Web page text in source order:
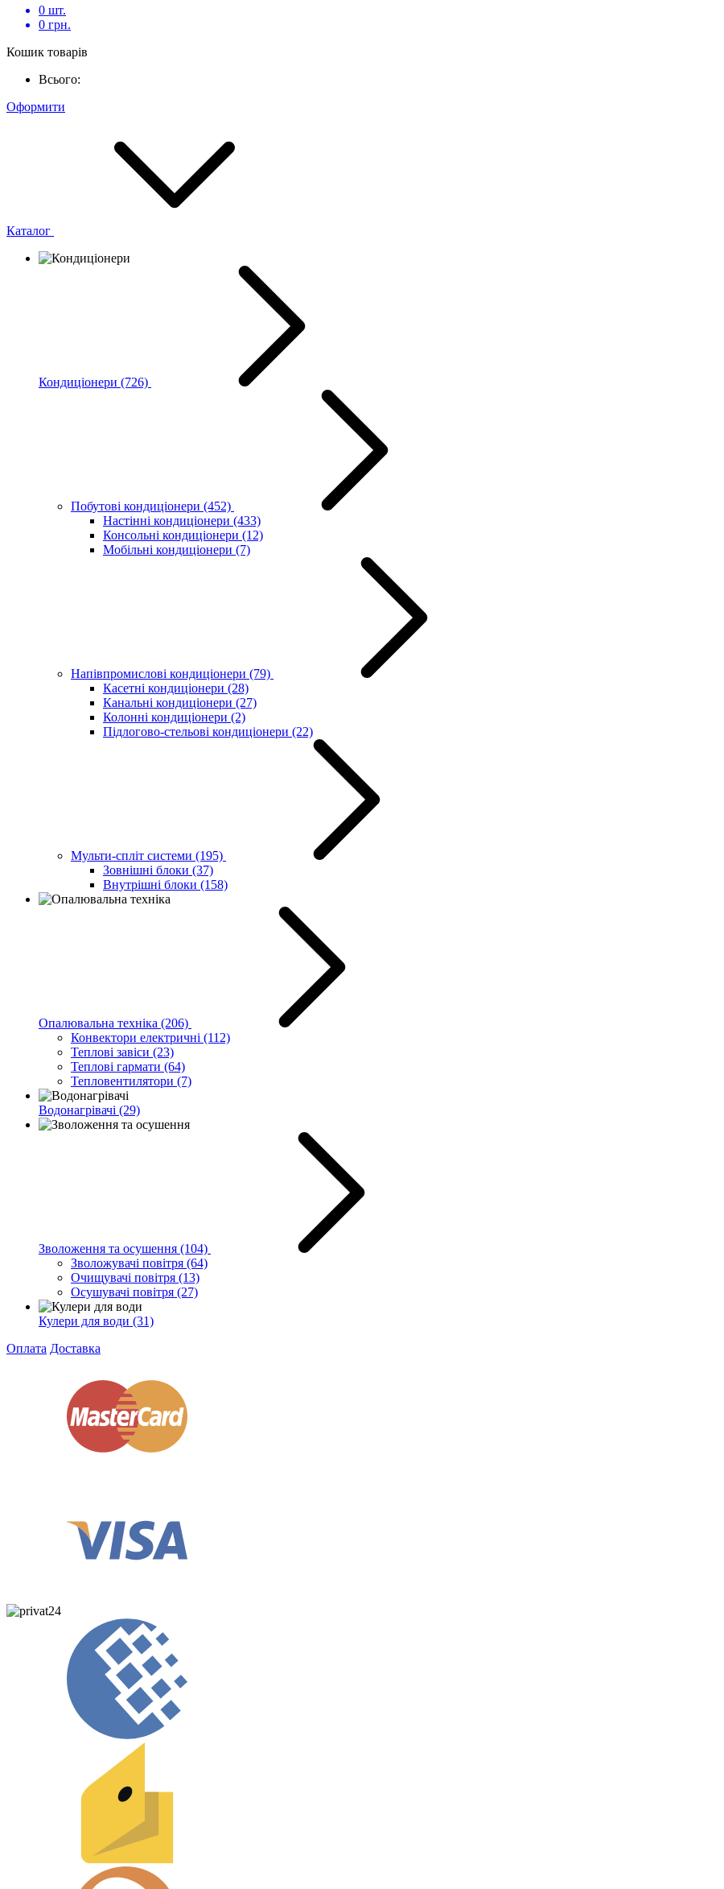
0 шт.
0 грн.
Кошик товарів
Всього:
Оформити
Каталог
Кондиціонери (726)
Побутові кондиціонери (452)
Настінні кондиціонери (433)
Консольні кондиціонери (12)
Мобільні кондиціонери (7)
Напівпромислові кондиціонери (79)
Касетні кондиціонери (28)
Канальні кондиціонери (27)
Колонні кондиціонери (2)
Підлогово-стельові кондиціонери (22)
Мульти-спліт системи (195)
Зовнішні блоки (37)
Внутрішні блоки (158)
Опалювальна техніка (206)
Конвектори електричні (112)
Теплові завіси (23)
Теплові гармати (64)
Тепловентилятори (7)
Водонагрівачі (29)
Зволоження та осушення (104)
Зволожувачі повітря (64)
Очищувачі повітря (13)
Осушувачі повітря (27)
Кулери для води (31)
Оплата Доставка